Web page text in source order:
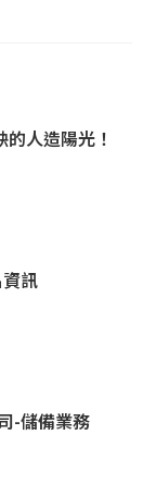
的人造陽光！
訊
-儲備業務